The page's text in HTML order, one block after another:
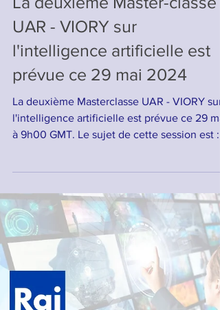
La deuxième Master-classe
UAR - VIORY sur
l'intelligence artificielle est
prévue ce 29 mai 2024
La deuxième Masterclasse UAR - VIORY sur